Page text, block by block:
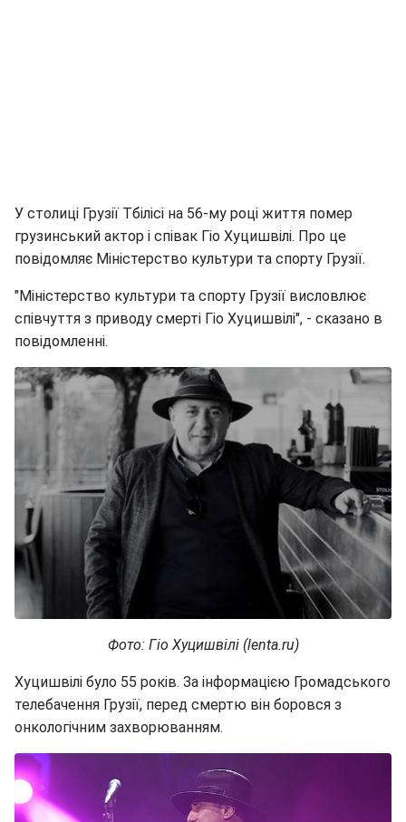
У столиці Грузії Тбілісі на 56-му році життя помер
грузинський актор і співак Гіо Хуцишвілі. Про це
повідомляє Міністерство культури та спорту Грузії.
"Міністерство культури та спорту Грузії висловлює
співчуття з приводу смерті Гіо Хуцишвілі", - сказано в
повідомленні.
Фото: Гіо Хуцишвілі (lenta.ru)
Хуцишвілі було 55 років. За інформацією Громадського
телебачення Грузії, перед смертю він боровся з
онкологічним захворюванням.